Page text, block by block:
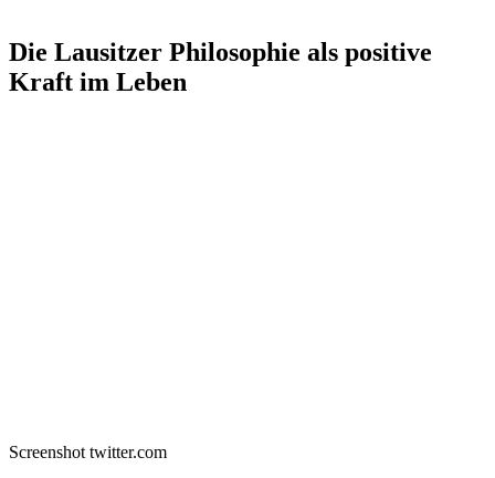
Die Lausitzer Philosophie als positive
Kraft im Leben
Screenshot twitter.com